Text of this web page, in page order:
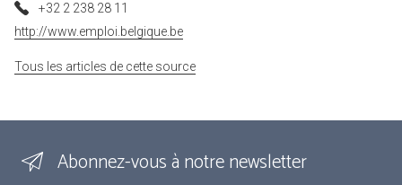
+32 2 238 28 11
http://www.emploi.belgique.be
Tous les articles de cette source
Abonnez-vous à notre newsletter